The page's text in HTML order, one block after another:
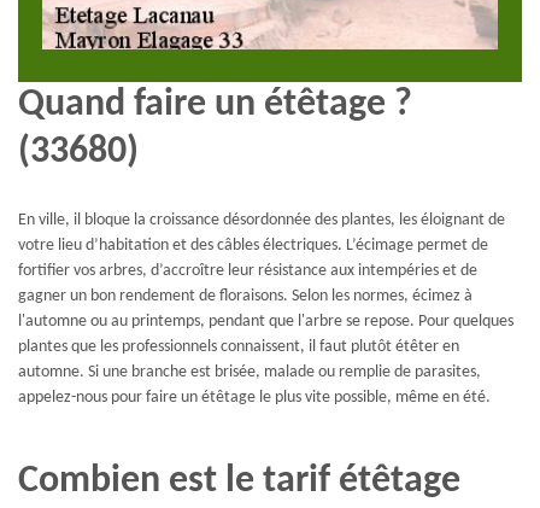
Quand faire un étêtage ?
(33680)
En ville, il bloque la croissance désordonnée des plantes, les éloignant de
votre lieu d’habitation et des câbles électriques. L’écimage permet de
fortifier vos arbres, d’accroître leur résistance aux intempéries et de
gagner un bon rendement de floraisons. Selon les normes, écimez à
l'automne ou au printemps, pendant que l'arbre se repose. Pour quelques
plantes que les professionnels connaissent, il faut plutôt étêter en
automne. Si une branche est brisée, malade ou remplie de parasites,
appelez-nous pour faire un étêtage le plus vite possible, même en été.
Combien est le tarif étêtage